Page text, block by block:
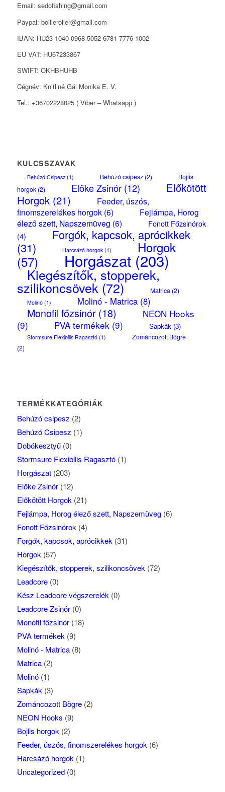
Email: sedofishing@gmail.com
Paypal: boilieroller@gmail.com
IBAN: HU23 1040 0968 5052 6781 7776 1002
EU VAT: HU67233867
SWIFT: OKHBHUHB
Cégnév: Knitliné Gál Monika E. V.
Tel.: +36702228025 ( Viber – Whatsapp )
KULCSSZAVAK
Behúzó Csipesz(1) Behúzó csipesz(2)
Bojlis
horgok(2) Előke Zsinór(12)
Előkötött
Horgok(21)
Feeder, úszós,
finomszerelékes horgok(6)
Fejlámpa, Horog
élező szett, Napszemüveg (6)
Fonott Főzsinórok
(4)
Forgók, kapcsok, aprócikkek
(31)
Harcsázó horgok(1)
Horgok
(57)
Horgászat(203)
Kiegészítők, stopperek,
szilikoncsövek (72) Matrica(2)
Molinó(1) Molinó - Matrica(8)
Monofil főzsinór(18)
NEON Hooks
(9)
PVA termékek (9) Sapkák(3)
Stormsure Flexibilis Ragasztó(1)
Zománcozott Bögre
(2)
TERMÉKKATEGÓRIÁK
Behúzó csipesz (2)
Behúzó Csipesz (1)
Dobókesztyű (0)
Stormsure Flexibilis Ragasztó (1)
Horgászat (203)
Előke Zsinór (12)
Előkötött Horgok (21)
Fejlámpa, Horog élező szett, Napszemüveg (6)
Fonott Főzsinórok (4)
Forgók, kapcsok, aprócikkek (31)
Horgok (57)
Kiegészítők, stopperek, szilikoncsövek (72)
Leadcore (0)
Kész Leadcore végszerelék (0)
Leadcore Zsinór (0)
Monofil főzsinór (18)
PVA termékek (9)
Molinó - Matrica (8)
Matrica (2)
Molinó (1)
Sapkák (3)
Zománcozott Bögre (2)
NEON Hooks (9)
Bojlis horgok (2)
Feeder, úszós, finomszerelékes horgok (6)
Harcsázó horgok (1)
Uncategorized (0)